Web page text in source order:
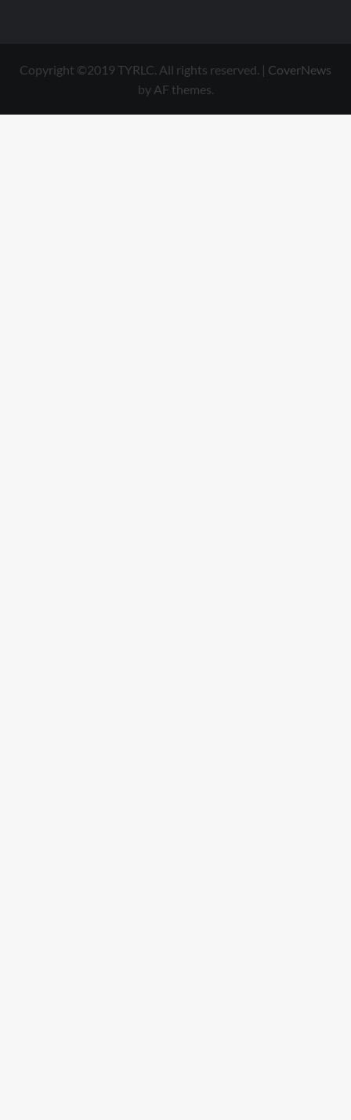
Copyright ©2019 TYRLC. All rights reserved. | CoverNews
by AF themes.